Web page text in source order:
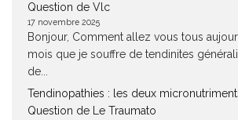
Question de Vlc
17 novembre 2025
Bonjour, Comment allez vous tous
mois que je souffre de tendinites
de...
Tendinopathies : les deux
Question de Le Traumato